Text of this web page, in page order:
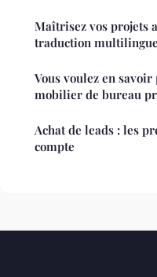
Maîtrisez vos projets
traduction multilingue
Vous voulez en
mobilier de bureau
Achat de leads : les
compte